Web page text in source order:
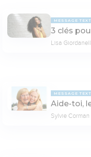
MESSAGE
3 clés
Lisa
MESSAGE
Aide-toi,
Sylvie Corman